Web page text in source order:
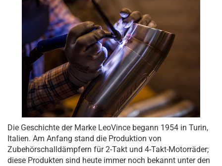
Die Geschichte der Marke LeoVince begann 1954 in Turin,
Italien. Am Anfang stand die Produktion von
Zubehörschalldämpfern für 2-Takt und 4-Takt-Motorräder;
diese Produkten sind heute immer noch bekannt unter den